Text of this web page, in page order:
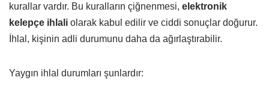
kurallar vardır. Bu kuralların çiğnenmesi, elektronik
kelepçe ihlali olarak kabul edilir ve ciddi sonuçlar doğurur.
İhlal, kişinin adli durumunu daha da ağırlaştırabilir.
Yaygın ihlal durumları şunlardır: